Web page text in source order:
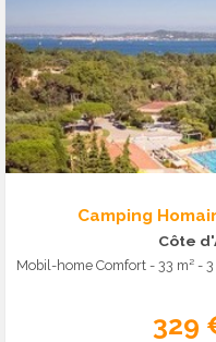
Camping
Côte
Mobil-home Comfort - 33 m² -
329